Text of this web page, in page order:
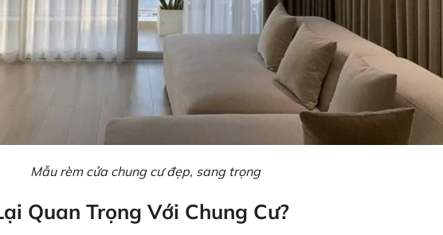
Mẫu rèm cửa chung cư đẹp, sang trọng
Quan Trọng Với Chung Cư?